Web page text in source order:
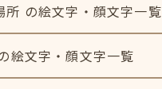
所 の絵文字・顔文字一覧
絵文字・顔文字一覧